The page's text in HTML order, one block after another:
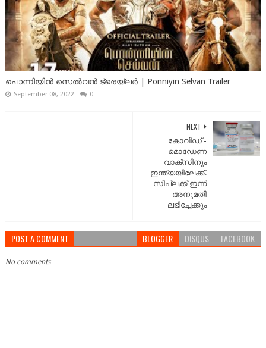
പൊന്നിയിൻ സെൽവൻ ട്രെയ്‌ലർ | Ponniyin Selvan Trailer
September 08, 2022 0
NEXT
കോവിഡ് -
മൊഡേണ
വാക്‌സിനും
ഇന്ത്യയിലേക്ക്.
സിപ്ലക്ക് ഇന്ന്
അനുമതി
ലഭിച്ചേക്കും
POST A COMMENT BLOGGER DISQUS FACEBOOK
No comments